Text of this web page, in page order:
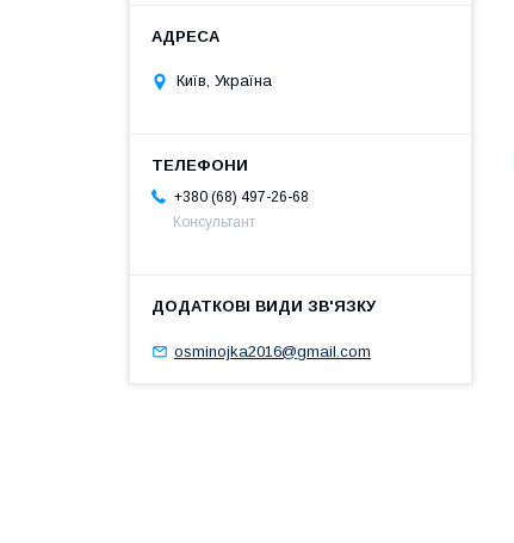
Київ, Україна
+380 (68) 497-26-68
Консультант
osminojka2016@gmail.com